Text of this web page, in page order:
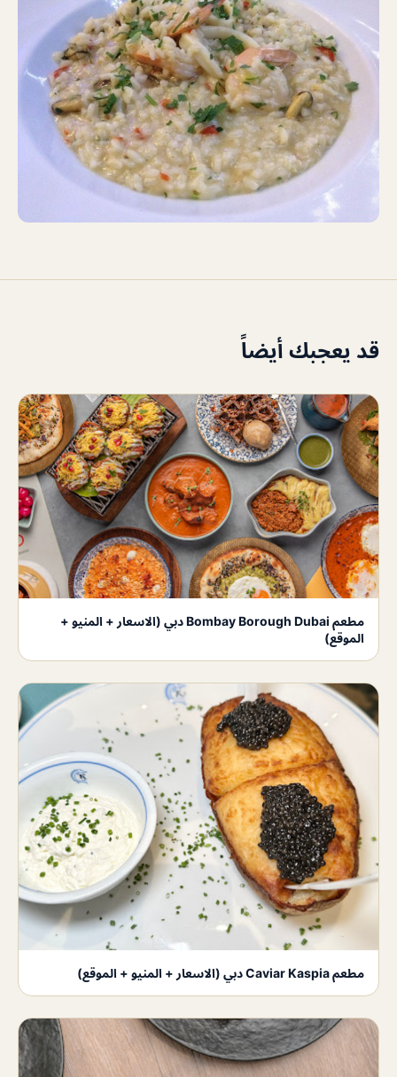
قد يعجبك أيضاً
مطعم Bombay Borough Dubai دبي (الاسعار + المنيو +
الموقع)
مطعم Caviar Kaspia دبي (الاسعار + المنيو + الموقع)